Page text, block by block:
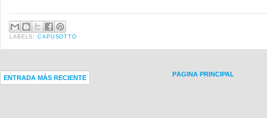
LABELS:CAPUSOTTO
ENTRADA MÁS RECIENTE PÁGINA PRINCIPAL